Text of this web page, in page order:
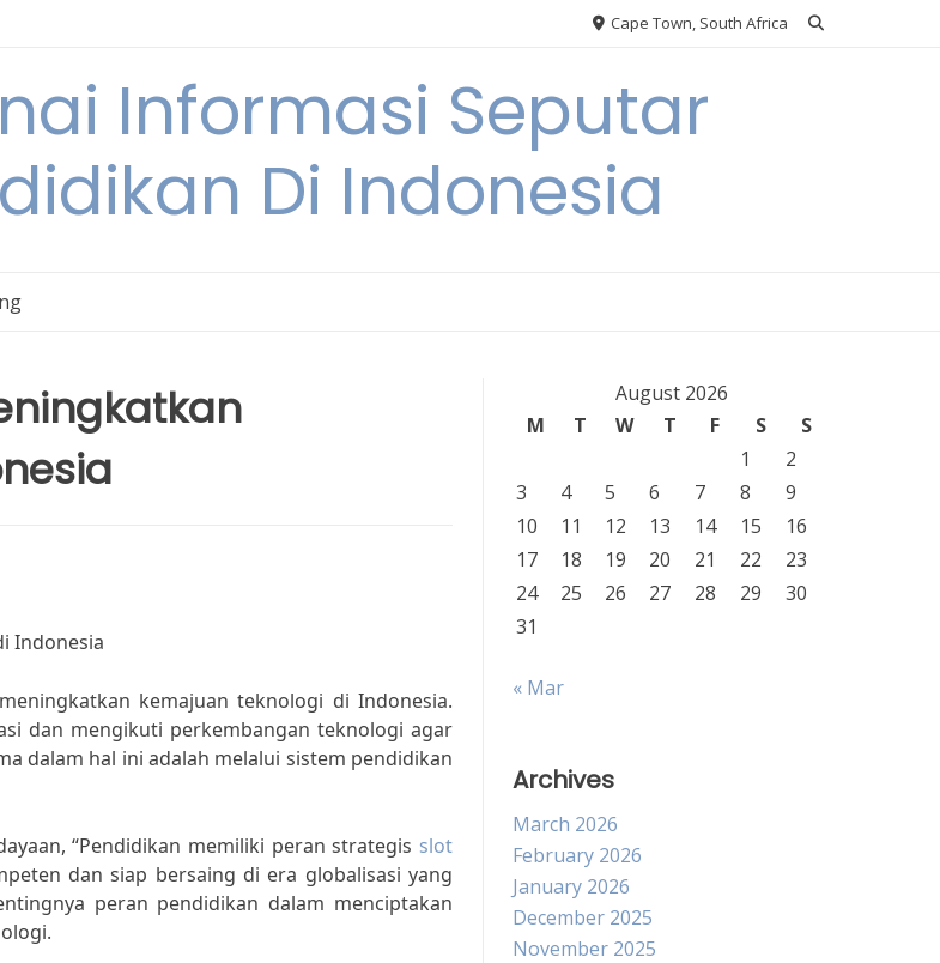
Cape Town, South Africa
Informasi Seputar
Di Indonesia
Indonesia
kemajuan teknologi di Indonesia.
dan mengikuti perkembangan teknologi agar
dalam hal ini adalah melalui sistem pendidikan
“Pendidikan memiliki peran strategis slot
dan siap bersaing di era globalisasi yang
peran pendidikan dalam menciptakan
August 2026
M
T W T F S
S
1
2
3
4 5 6 7 8
9
10
11 12 13 14 15
16
17
18 19 20 21 22
23
24
25 26 27 28 29
30
31
« Mar
Archives
March 2026
February 2026
January 2026
December 2025
November 2025